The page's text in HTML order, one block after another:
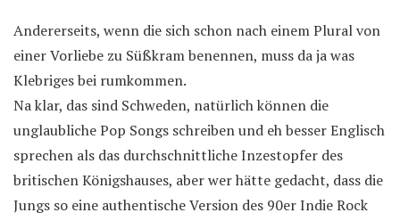
Andererseits, wenn die sich schon nach einem Plural von
einer Vorliebe zu Süßkram benennen, muss da ja was
Klebriges bei rumkommen.
Na klar, das sind Schweden, natürlich können die
unglaubliche Pop Songs schreiben und eh besser Englisch
sprechen als das durchschnittliche Inzestopfer des
britischen Königshauses, aber wer hätte gedacht, dass die
Jungs so eine authentische Version des 90er Indie Rock